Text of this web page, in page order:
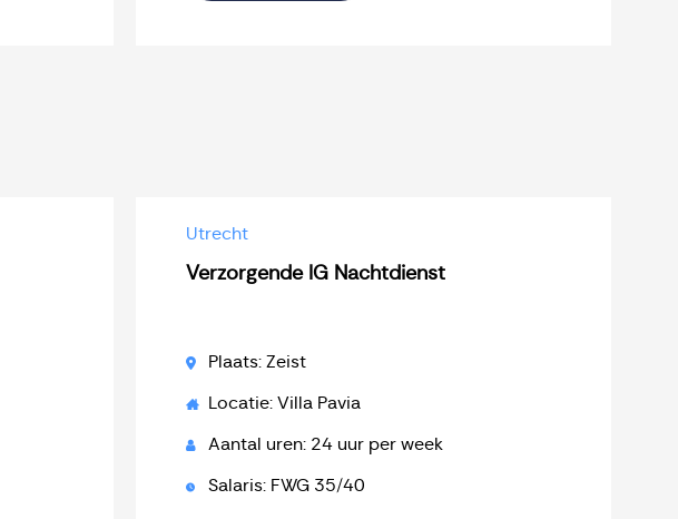
Utrecht
Verzorgende IG Nachtdienst
Plaats: Zeist
Locatie: Villa Pavia
Aantal uren: 24 uur per week
Salaris: FWG 35/40